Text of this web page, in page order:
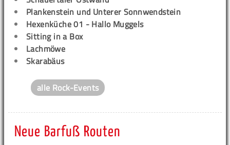
Plankenstein und Unterer Sonnwendstein
Hexenküche 01 - Hallo Muggels
Sitting in a Box
Lachmöwe
Skarabäus
alle Rock-Events
Neue Barfuß Routen